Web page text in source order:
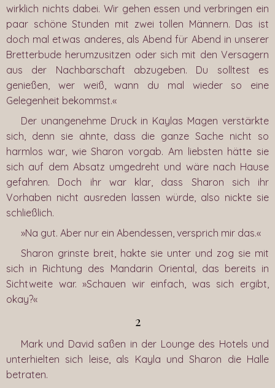
wirklich nichts dabei. Wir gehen essen und verbringen ein
paar schöne Stunden mit zwei tollen Männern. Das ist
doch mal etwas anderes, als Abend für Abend in unserer
Bretterbude herumzusitzen oder sich mit den Versagern
aus der Nachbarschaft abzugeben. Du solltest es
genießen, wer weiß, wann du mal wieder so eine
Gelegenheit bekommst.«
Der unangenehme Druck in Kaylas Magen verstärkte
sich, denn sie ahnte, dass die ganze Sache nicht so
harmlos war, wie Sharon vorgab. Am liebsten hätte sie
sich auf dem Absatz umgedreht und wäre nach Hause
gefahren. Doch ihr war klar, dass Sharon sich ihr
Vorhaben nicht ausreden lassen würde, also nickte sie
schließlich.
»Na gut. Aber nur ein Abendessen, versprich mir das.«
Sharon grinste breit, hakte sie unter und zog sie mit
sich in Richtung des Mandarin Oriental, das bereits in
Sichtweite war. »Schauen wir einfach, was sich ergibt,
okay?«
2
Mark und David saßen in der Lounge des Hotels und
unterhielten sich leise, als Kayla und Sharon die Halle
betraten.